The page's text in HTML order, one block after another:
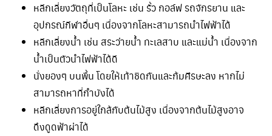
หลีกเลี่ยงวัตถุที่เป็นโลหะ เช่น รั้ว กอล์ฟ รถจักรยาน และ
อุปกรณ์กีฬาอื่นๆ เนื่องจากโลหะสามารถนำไฟฟ้าได้
หลีกเลี่ยงน้ำ เช่น สระว่ายน้ำ ทะเลสาบ และแม่น้ำ เนื่องจาก
น้ำเป็นตัวนำไฟฟ้าได้ดี
นั่งยองๆ บนพื้น โดยให้เท้าชิดกันและก้มศีรษะลง หากไม่
สามารถหาที่กำบังได้
หลีกเลี่ยงการอยู่ใกล้กับต้นไม้สูง เนื่องจากต้นไม้สูงอาจ
ดึงดูดฟ้าผ่าได้